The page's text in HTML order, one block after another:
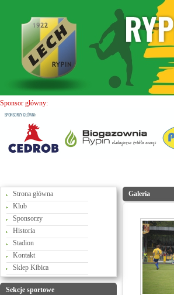
Sponsor główny:
Strona główna
Klub
Sponsorzy
Historia
Stadion
Kontakt
Sklep Kibica
Sekcje sportowe
Galeria